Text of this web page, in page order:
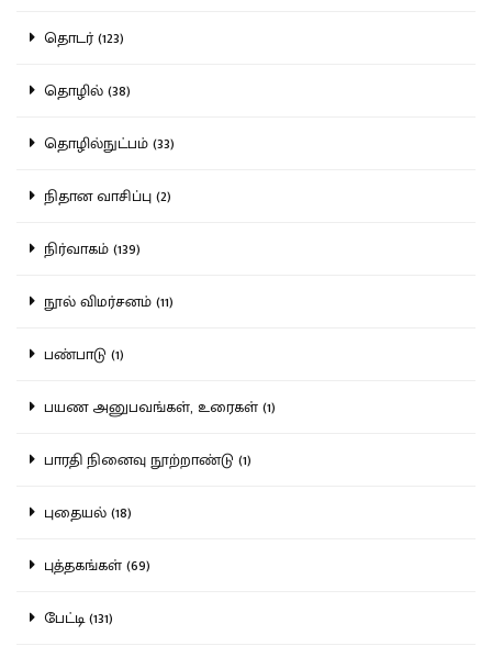
தொடர் (123)
தொழில் (38)
தொழில்நுட்பம் (33)
நிதான வாசிப்பு (2)
நிர்வாகம் (139)
நூல் விமர்சனம் (11)
பண்பாடு (1)
பயண அனுபவங்கள், உரைகள் (1)
பாரதி நினைவு நூற்றாண்டு (1)
புதையல் (18)
புத்தகங்கள் (69)
பேட்டி (131)